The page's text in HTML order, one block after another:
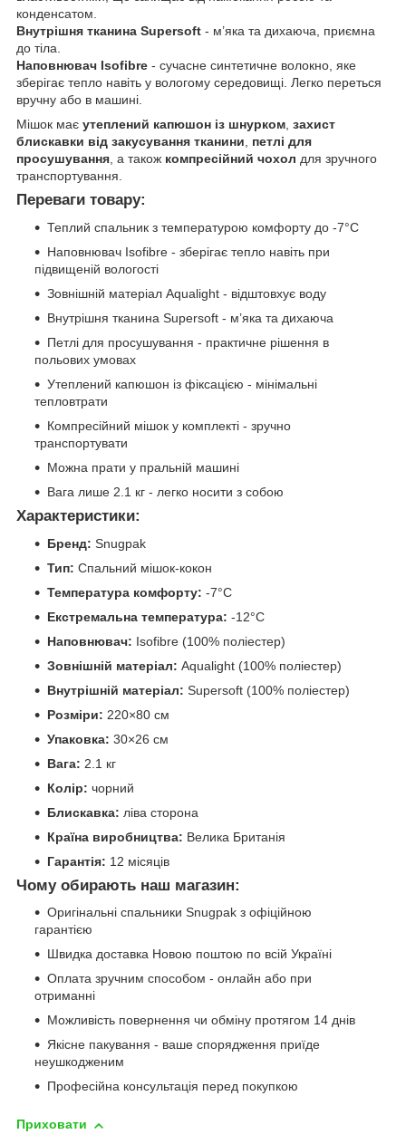
конденсатом.
Внутрішня тканина Supersoft - м’яка та дихаюча, приємна
до тіла.
Наповнювач Isofibre - сучасне синтетичне волокно, яке
зберігає тепло навіть у вологому середовищі. Легко переться
вручну або в машині.
Мішок має утеплений капюшон із шнурком захист
блискавки від закусування тканини
петлі для
просушування , а також компресійний чохол для зручного
транспортування.
Переваги товару:
Теплий спальник з температурою комфорту до -7°C
Наповнювач Isofibre - зберігає тепло навіть при
підвищеній вологості
Зовнішній матеріал Aqualight - відштовхує воду
Внутрішня тканина Supersoft - м’яка та дихаюча
Петлі для просушування - практичне рішення в
польових умовах
Утеплений капюшон із фіксацією - мінімальні
тепловтрати
Компресійний мішок у комплекті - зручно
транспортувати
Можна прати у пральній машині
Вага лише 2.1 кг - легко носити з собою
Характеристики:
Бренд: Snugpak
Тип: Спальний мішок-кокон
Температура комфорту: -7°C
Екстремальна температура: -12°C
Наповнювач: Isofibre (100% поліестер)
Зовнішній матеріал: Aqualight (100% поліестер)
Внутрішній матеріал: Supersoft (100% поліестер)
Розміри: 220×80 см
Упаковка: 30×26 см
Вага: 2.1 кг
Колір: чорний
Блискавка: ліва сторона
Країна виробництва: Велика Британія
Гарантія: 12 місяців
Чому обирають наш магазин:
Оригінальні спальники Snugpak з офіційною
гарантією
Швидка доставка Новою поштою по всій Україні
Оплата зручним способом - онлайн або при
отриманні
Можливість повернення чи обміну протягом 14 днів
Якісне пакування - ваше спорядження приїде
неушкодженим
Професійна консультація перед покупкою
Приховати